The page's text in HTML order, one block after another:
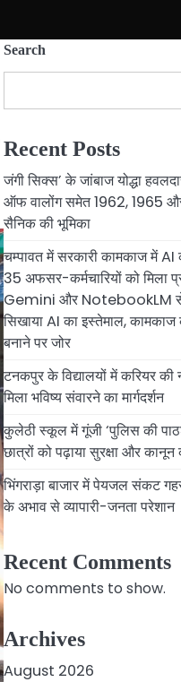
Search
Recent Posts
जंगी सिक्स’ के जांबाज योद्धा
ऑफ वालोंग समेत 1962, 1965 और
सैनिक की भूमिका
चम्पावत में सरकारी कामकाज में AI
35 अफसर-कर्मचारियों को मिला
Gemini और NotebookLM से
सिखाया AI का इस्तेमाल, कामकाज
बनाने पर जोर
टनकपुर के विद्यालयों में करियर की
मिला भविष्य संवारने का मार्गदर्शन
कुलेठी स्कूल में गूंजी ‘पुलिस की
छात्रों को पढ़ाया सुरक्षा और कानून
भिंगराड़ा बाजार में पेयजल संकट
के अभाव से व्यापारी-जनता परेशान
Recent Comments
No comments to show.
Archives
August 2026